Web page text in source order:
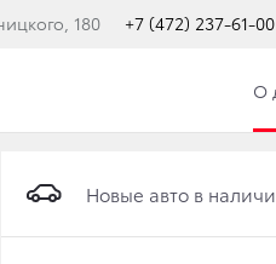
180 +7 (472) 237-61-00
Получить
Рассчитать кредит
О
Новые авто в